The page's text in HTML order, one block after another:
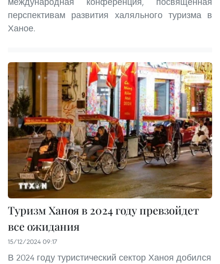
перспективам развития халяльного туризма в
Ханое.
Туризм Ханоя в 2024 году превзойдет
все ожидания
15/12/2024 09:17
В 2024 году туристический сектор Ханоя добился